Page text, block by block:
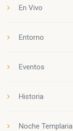
En Vivo
Entorno
Eventos
Historia
Noche Templaria